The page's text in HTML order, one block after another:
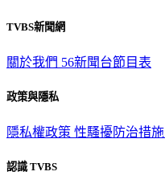
TVBS新聞網
關於我們 56新聞台節目表
政策與隱私
隱私權政策 性騷擾防治措施
認識 TVBS